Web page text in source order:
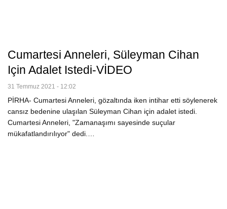
Cumartesi Anneleri, Süleyman Cihan
Için Adalet Istedi-VİDEO
31 Temmuz 2021 - 12:02
PİRHA- Cumartesi Anneleri, gözaltında iken intihar etti söylenerek
cansız bedenine ulaşılan Süleyman Cihan için adalet istedi.
Cumartesi Anneleri, "Zamanaşımı sayesinde suçular
mükafatlandırılıyor" dedi.…